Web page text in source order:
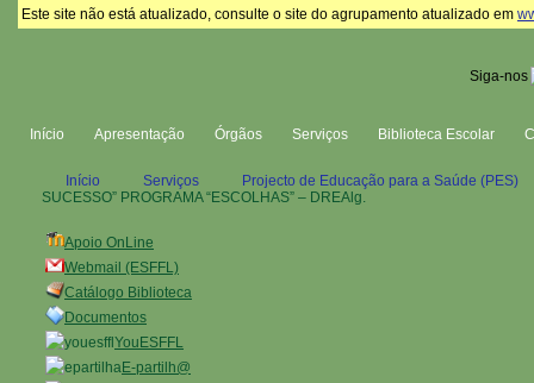
Este site não está atualizado, consulte o site do agrupamento atualizado em
Siga-nos
Início Apresentação Órgãos Serviços Biblioteca Escolar
Apoio OnLine
Webmail (ESFFL)
Catálogo Biblioteca
Documentos
YouESFFL
E-partilh@
Início Serviços
Projecto de Educação para a Saúde (PES)
SUCESSO” PROGRAMA “ESCOLHAS” – DREAlg.